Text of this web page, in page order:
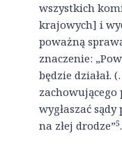
wszystkich
krajowych] i
poważną
znaczenie:
będzie
zachowującego
wygłaszać
na złej drodze”5.